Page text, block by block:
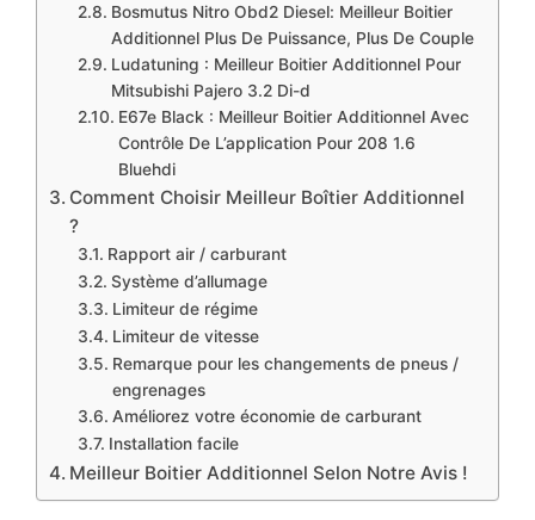
Bosmutus Nitro Obd2 Diesel: Meilleur Boitier
Additionnel Plus De Puissance, Plus De Couple
Ludatuning : Meilleur Boitier Additionnel Pour
Mitsubishi Pajero 3.2 Di-d
E67e Black : Meilleur Boitier Additionnel Avec
Contrôle De L’application Pour 208 1.6
Bluehdi
Comment Choisir Meilleur Boîtier Additionnel
?
Rapport air / carburant
Système d’allumage
Limiteur de régime
Limiteur de vitesse
Remarque pour les changements de pneus /
engrenages
Améliorez votre économie de carburant
Installation facile
Meilleur Boitier Additionnel Selon Notre Avis !